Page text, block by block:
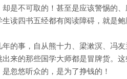
是不可取的！甚至是应该警惕的
读四书五经都有阅读障碍，就是
的事，自从熊十力、梁漱溟、冯
来的那些国学大师都是冒牌货。
忽悠听众的，是为了挣钱的！